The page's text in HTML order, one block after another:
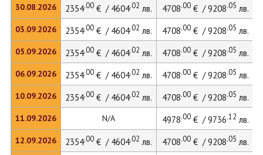
30.08.2026
03.09.2026
05.09.2026
06.09.2026
10.09.2026
11.09.2026
12.09.2026
2354.00€ / 4604.02 лв. 4708.00€ / 9208.05 лв.
2354.00€ / 4604.02 лв. 4708.00€ / 9208.05 лв.
2354.00€ / 4604.02 лв. 4708.00€ / 9208.05 лв.
2354.00€ / 4604.02 лв. 4708.00€ / 9208.05 лв.
2354.00€ / 4604.02 лв. 4708.00€ / 9208.05 лв.
N/A 4978.00€ / 9736.12 лв.
2354.00€ / 4604.02 лв. 4708.00€ / 9208.05 лв.